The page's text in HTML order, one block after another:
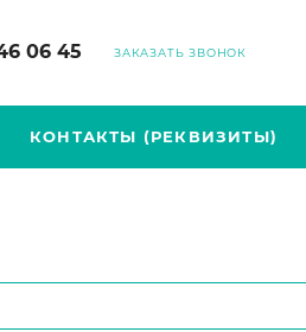
06 45 ЗАКАЗАТЬ ЗВОНОК
КОНТАКТЫ (РЕКВИЗИТЫ)